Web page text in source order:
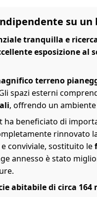
su un
tranquilla e
esposizione
terreno
spazi esterni
, offrendo un
ha beneficiato di
rinnovato
conviviale, sostituito le
annesso è stato
abitabile di circa 164